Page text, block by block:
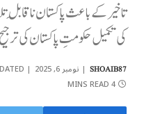
تاخیر کے باعث پاکستان ناقابلِ
کی تکمیل حکومتِ پاکستان کی
SHOAIB87 نومبر 6, 2025
4 MINS READ